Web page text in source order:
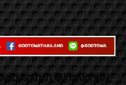
เต่งรถนำเข้า อุปกรณ์ตกแต่ง